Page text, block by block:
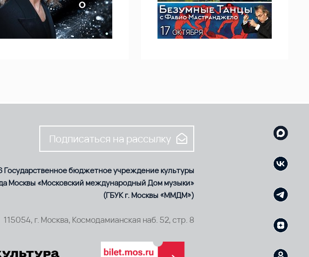
Подписаться на рассылку
бюджетное учреждение культуры
Москвы «Московский международный Дом музыки»
(ГБУК г. Москвы «ММДМ»)
115054, г. Москва, Космодамианская наб. 52, стр. 8